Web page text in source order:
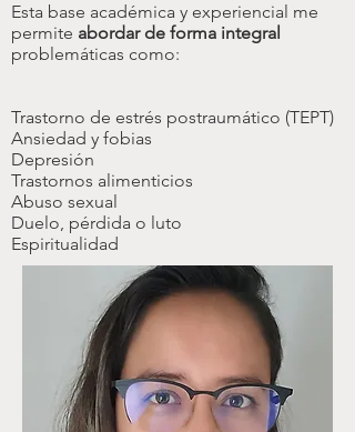
​Esta base académica y experiencial me
permite abordar de forma integral
problemáticas como:
Trastorno de estrés postraumático (TEPT)
Ansiedad y fobias
Depresión
Trastornos alimenticios
Abuso sexual
Duelo, pérdida o luto
Espiritualidad